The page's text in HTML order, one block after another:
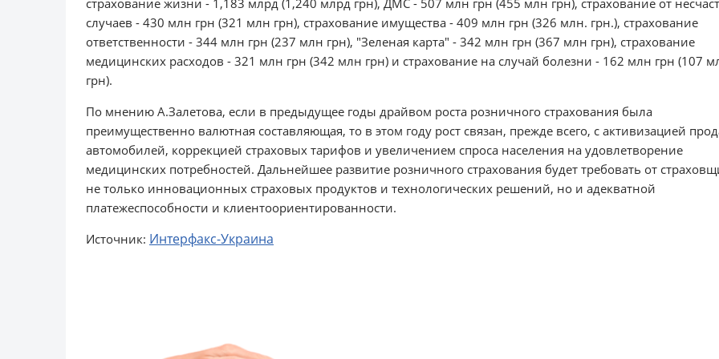
страхование жизни - 1,183 млрд (1,240 млрд грн), ДМС - 507 млн грн (455 млн грн), страхование от
случаев - 430 млн грн (321 млн грн), страхование имущества - 409 млн грн (326 млн. грн.), страхование
ответственности - 344 млн грн (237 млн грн), "Зеленая карта" - 342 млн грн (367 млн грн), страхование
медицинских расходов - 321 млн грн (342 млн грн) и страхование на случай болезни - 162 млн грн (107
грн).
По мнению А.Залетова, если в предыдущее годы драйвом роста розничного страхования была
преимущественно валютная составляющая, то в этом году рост связан, прежде всего, с активизацией
автомобилей, коррекцией страховых тарифов и увеличением спроса населения на удовлетворение
медицинских потребностей. Дальнейшее развитие розничного страхования будет требовать от
не только инновационных страховых продуктов и технологических решений, но и адекватной
платежеспособности и клиентоориентированности.
Источник: Интерфакс-Украина